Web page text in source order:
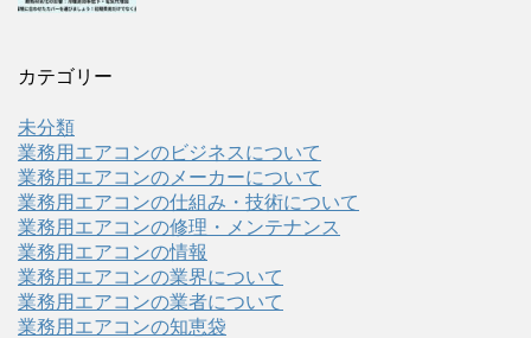
カテゴリー
未分類
業務用エアコンのビジネスについて
業務用エアコンのメーカーについて
業務用エアコンの仕組み・技術について
業務用エアコンの修理・メンテナンス
業務用エアコンの情報
業務用エアコンの業界について
業務用エアコンの業者について
業務用エアコンの知恵袋